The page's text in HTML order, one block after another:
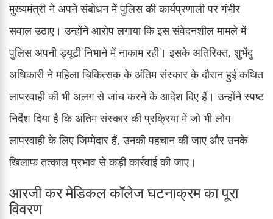
मुख्यमंत्री ने अपने संबोधन में पुलिस की कार्यप्रणाली पर गंभीर
सवाल उठाए। उन्होंने आरोप लगाया कि इस संवेदनशील मामले में
पुलिस अपनी ड्यूटी निभाने में नाकाम रही। इसके अतिरिक्त, शुभेंदु
अधिकारी ने महिला चिकित्सक के अंतिम संस्कार के दौरान हुई कथित
लापरवाही की भी अलग से जांच करने के आदेश दिए हैं। उन्होंने स्पष्ट
निर्देश दिया है कि अंतिम संस्कार की प्रक्रिया में जो भी लोग
लापरवाही के लिए जिम्मेदार हैं, उनकी पहचान की जाए और उनके
खिलाफ तत्काल प्रभाव से कड़ी कार्रवाई की जाए।
आरजी कर मेडिकल कॉलेज घटनाक्रम का पूरा
विवरण